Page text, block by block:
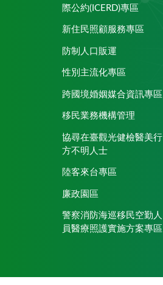
際公約(ICERD)專區
新住民照顧服務專區
防制人口販運
性別主流化專區
跨國境婚姻媒合資訊專區
移民業務機構管理
協尋在臺觀光健檢醫美行
方不明人士
陸客來台專區
廉政園區
警察消防海巡移民空勤人
員醫療照護實施方案專區